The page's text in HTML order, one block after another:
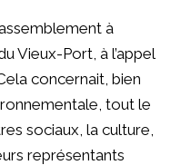
à
Vieux-Port, à l’appel
concernait, bien
tout le
sociaux, la culture,
représentants